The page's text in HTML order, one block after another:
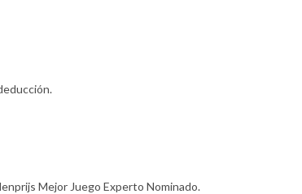
Mejor Juego Experto Nominado.